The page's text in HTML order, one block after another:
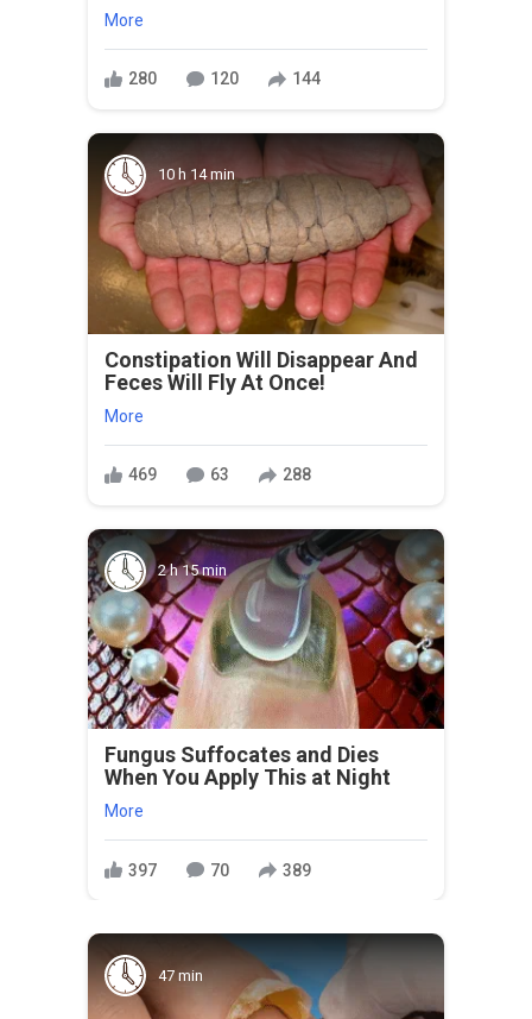
More
280 120 144
10 h 14 min
Constipation Will Disappear And
Feces Will Fly At Once!
More
469 63 288
2 h 15 min
Fungus Suffocates and Dies
When You Apply This at Night
More
397 70 389
47 min